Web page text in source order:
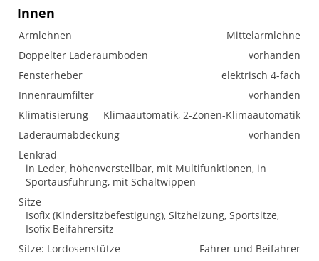
Innen
Armlehnen
Mittelarmlehne
Doppelter Laderaumboden
vorhanden
Fensterheber
elektrisch 4-fach
Innenraumfilter
vorhanden
Klimatisierung
Klimaautomatik, 2-Zonen-Klimaautomatik
Laderaumabdeckung
vorhanden
Lenkrad
in Leder, höhenverstellbar, mit Multifunktionen, in
Sportausführung, mit Schaltwippen
Sitze
Isofix (Kindersitzbefestigung), Sitzheizung, Sportsitze,
Isofix Beifahrersitz
Sitze: Lordosenstütze
Fahrer und Beifahrer